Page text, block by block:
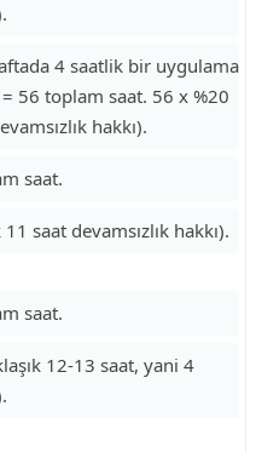
4 saatlik bir uygulama
56 toplam saat. 56 x %20
hakkı).
saat.
saat devamsızlık hakkı).
saat.
12-13 saat, yani 4